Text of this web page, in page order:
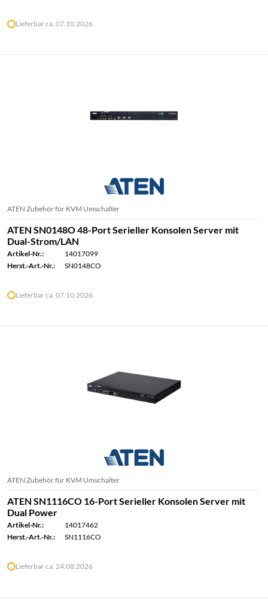
Lieferbar ca. 07.10.2026
ATEN Zubehör für KVM Umschalter
ATEN SN0148O 48-Port Serieller Konsolen Server mit
Dual-Strom/LAN
Artikel-Nr.:
14017099
Herst.-Art.-Nr.:
SN0148CO
Lieferbar ca. 07.10.2026
ATEN Zubehör für KVM Umschalter
ATEN SN1116CO 16-Port Serieller Konsolen Server mit
Dual Power
Artikel-Nr.:
14017462
Herst.-Art.-Nr.:
SN1116CO
Lieferbar ca. 24.08.2026